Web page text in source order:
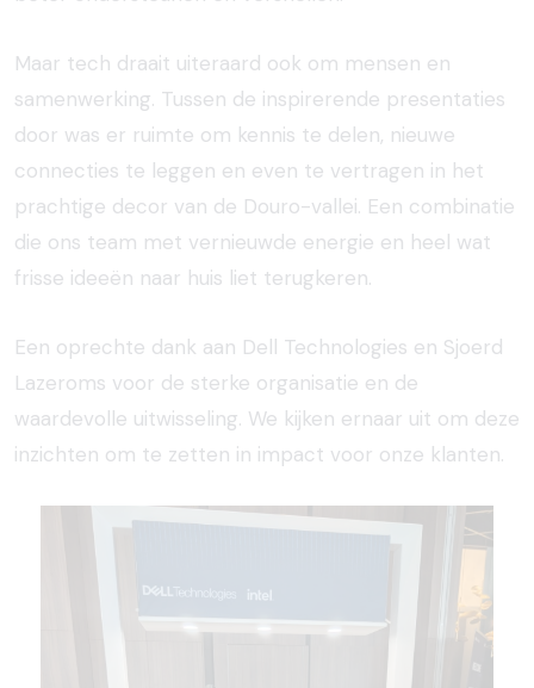
Maar tech draait uiteraard ook om mensen en
samenwerking. Tussen de inspirerende presentaties
door was er ruimte om kennis te delen, nieuwe
connecties te leggen en even te vertragen in het
prachtige decor van de Douro-vallei. Een combinatie
die ons team met vernieuwde energie en heel wat
frisse ideeën naar huis liet terugkeren.
Een oprechte dank aan Dell Technologies en Sjoerd
Lazeroms voor de sterke organisatie en de
waardevolle uitwisseling. We kijken ernaar uit om deze
inzichten om te zetten in impact voor onze klanten.